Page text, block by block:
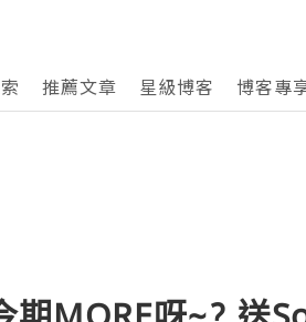
推薦文章 星級博客 博客專